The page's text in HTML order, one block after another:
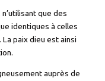
que des
identiques à celles
paix dieu est ainsi
auprès de